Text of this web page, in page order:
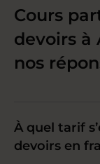
Cours
devoirs à
nos
À quel tarif
devoirs en